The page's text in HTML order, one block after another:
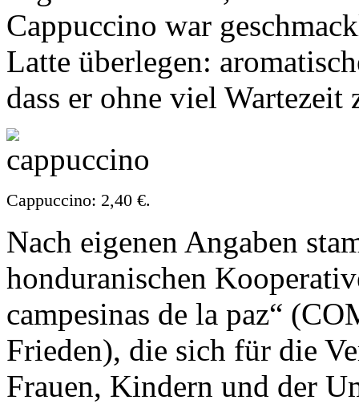
Cappuccino war
Latte überlegen:
dass er ohne viel
Cappuccino: 2,40 €.
Nach eigenen Angaben
honduranischen
campesinas de la paz“
Frieden), die sich für die
Frauen, Kindern und der